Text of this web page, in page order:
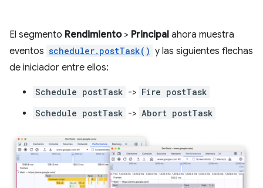
El segmento Rendimiento> Principal ahora muestra
eventos scheduler.postTask() y las siguientes flechas
de iniciador entre ellos:
Schedule postTask -> Fire postTask
Schedule postTask -> Abort postTask